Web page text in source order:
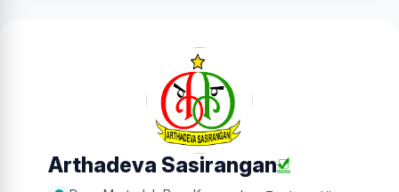
Arthadeva Sasirangan